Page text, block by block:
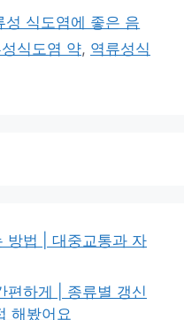
성 식도염에 좋은 음
식도염 약, 역류성식
방법 | 대중교통과 자
편하게 | 종류별 갱신
해봤어요